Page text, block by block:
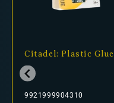
Citadel: Plastic Glue
9921999904310